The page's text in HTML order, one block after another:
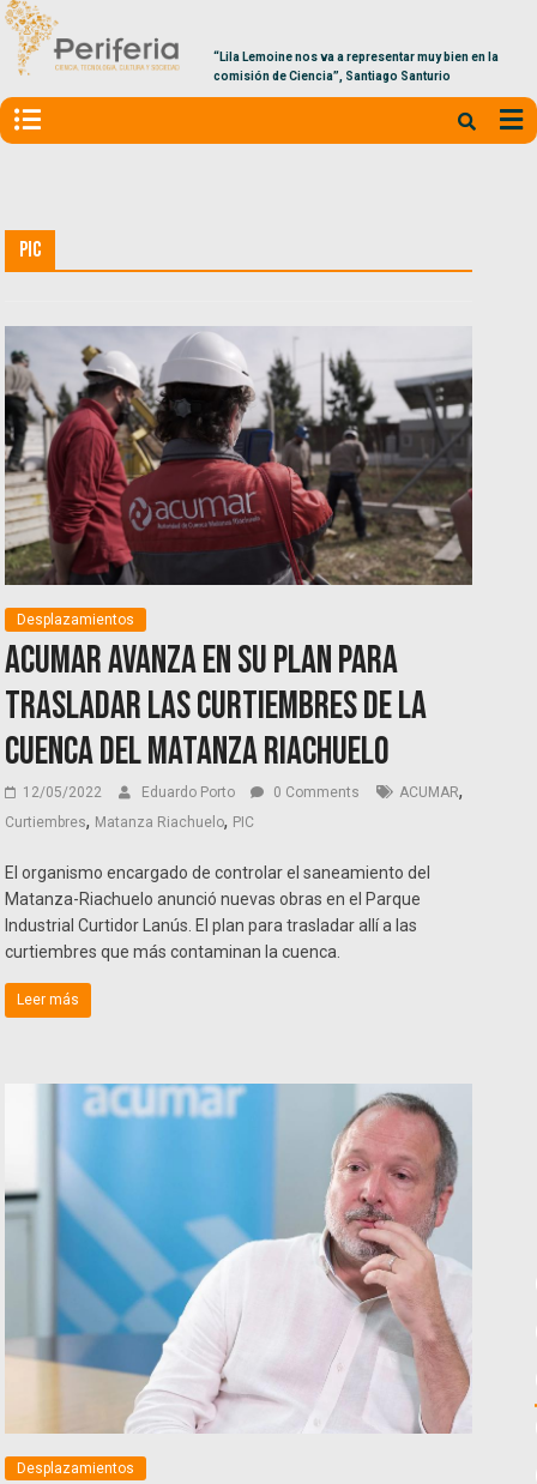
“Lila Lemoine nos va a representar muy bien en la
comisión de Ciencia”, Santiago Santurio
PIC
Desplazamientos
ACUMAR avanza en su plan para
trasladar las curtiembres de la
cuenca del Matanza Riachuelo
12/05/2022 Eduardo Porto 0 Comments ACUMAR,
Curtiembres, Matanza Riachuelo, PIC
El organismo encargado de controlar el saneamiento del
Matanza-Riachuelo anunció nuevas obras en el Parque
Industrial Curtidor Lanús. El plan para trasladar allí a las
curtiembres que más contaminan la cuenca.
Leer más
Desplazamientos